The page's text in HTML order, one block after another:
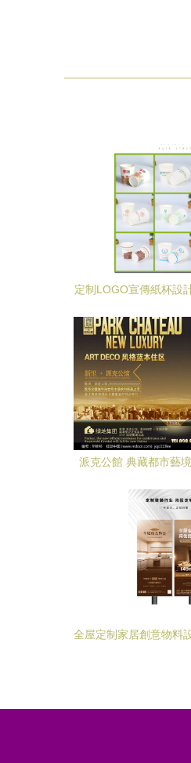
定制LOGO宣傳紙杯設
派克公館 典藏都市藝
全屋定制家居創意物料